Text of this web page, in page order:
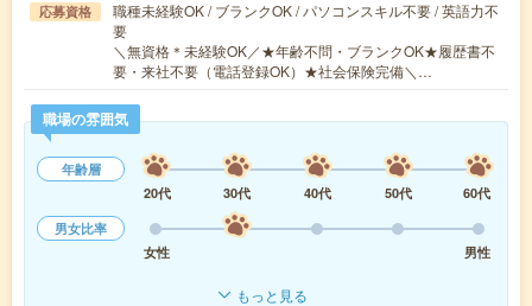
応募資格
職種未経験OK / ブランクOK / パソコンスキル不要 / 英語力不
要
＼無資格＊未経験OK／★年齢不問・ブランクOK★履歴書不
要・来社不要（電話登録OK）★社会保険完備＼…
職場の雰囲気
年齢層
20代
30代 40代 50代
60代
男女比率
女性
男性
もっと見る